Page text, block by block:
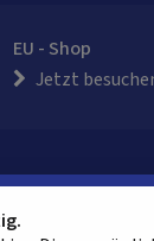
EU - Shop
Jetzt